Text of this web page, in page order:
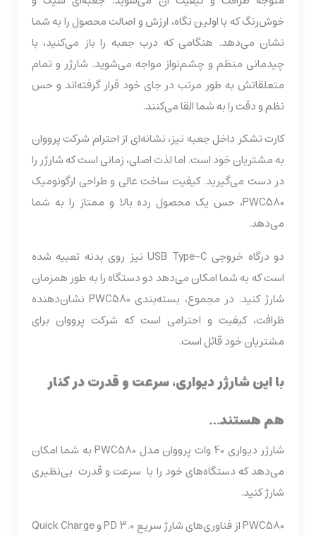
خوش‌رنگ که با اولین نگاه، ارزش و اصالت محصول را به شما
نشان می‌دهد. هنگامی که درب جعبه را باز می‌کنید، با
چیدمانی منظم و چشم‌نواز مواجه می‌شوید. شارژر و تمام
متعلقاتش به طور مرتب در جای خود قرار گرفته‌اند و حس
نظم و دقت را به شما القا می‌کنند.
کارت تشکر داخل جعبه نیز، نشانه‌ای از احترام شرکت پرووان
به مشتریان خود است. اما لذت اصلی، زمانی است که شارژر را
در دست می‌گیرید. کیفیت ساخت عالی و طراحی ارگونومیک
PWC580، حس یک محصول رده بالا و ممتاز را به شما
می‌دهد.
دو درگاه خروجی USB Type-C نیز روی بدنه تعبیه شده
است که به شما امکان می‌دهد دو دستگاه را به طور همزمان
شارژ کنید. در مجموع، بسته‌بندی PWC580 نشان‌دهنده
ظرافت، کیفیت و احترامی است که شرکت پرووان برای
مشتریان خود قائل است.
با این شارژر دیواری، سرعت و قدرت در کنار
هم هستند…
شارژر دیواری 40 وات پرووان مدل PWC580 به شما امکان
می‌دهد که دستگاه‌های خود را با سرعت و قدرت بی‌نظیری
شارژ کنید.
PWC580 از فناوری‌های شارژ سریع PD 3.0 و Quick Charge